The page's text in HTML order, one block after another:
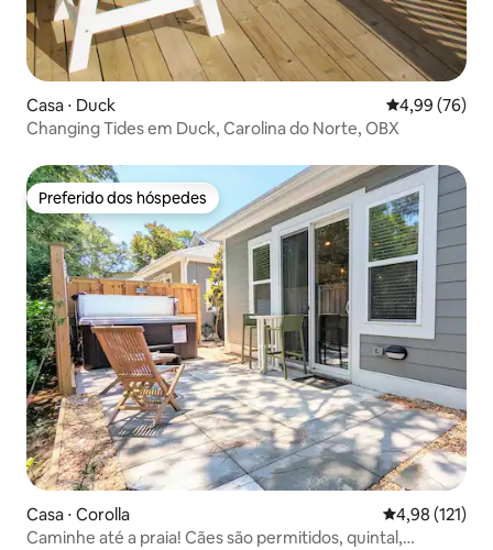
Casa ⋅ Duck 4,99 de uma
4,99 (76)
Changing Tides em Duck, Carolina do Norte, OBX
Preferido dos hóspedes
Preferido dos hóspedes
Casa ⋅ Corolla 4,98 de uma
4,98 (121)
Caminhe até a praia! Cães são permitidos, quintal,